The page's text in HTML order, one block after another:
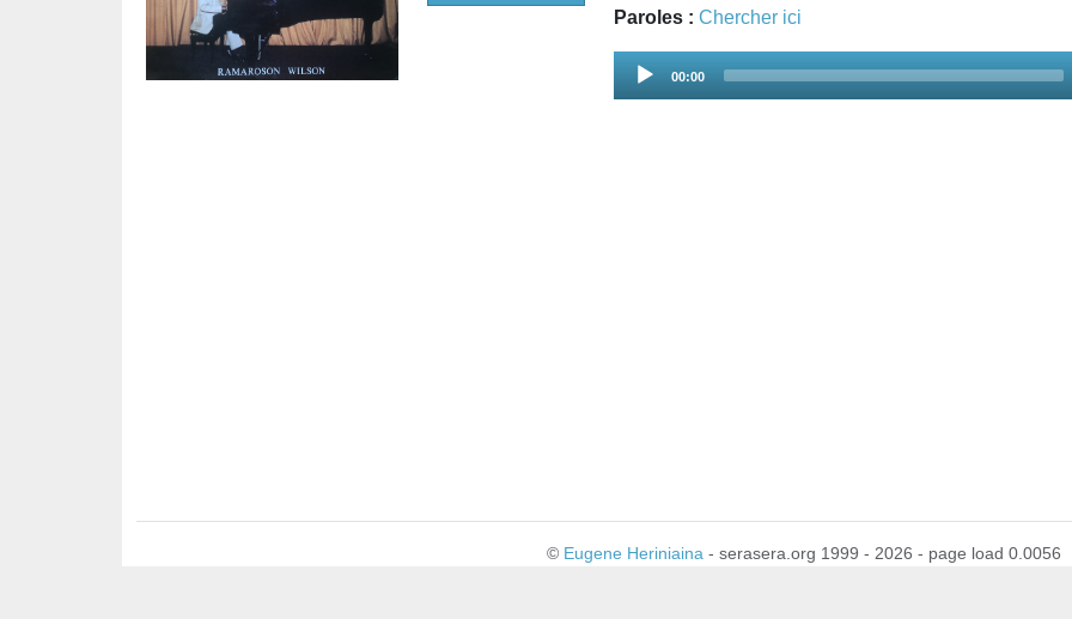
Paroles :Chercher ici
Audio
00:00
© Eugene Heriniaina - serasera.org 1999 - 2026 - page load 0.0056